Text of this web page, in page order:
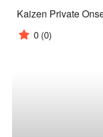
0 (0)